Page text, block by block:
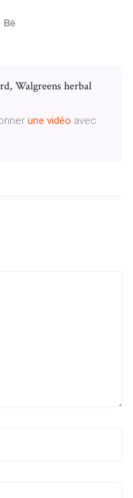
Walgreens herbal
une vidéo avec